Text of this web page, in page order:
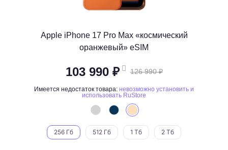
Apple iPhone 17 Pro Max «космический
оранжевый» eSIM
103 990 ₽ 126 990 ₽
Имеется недостаток товара: невозможно установить и
использовать RuStore
256 Гб 512 Гб 1 Тб 2 Тб